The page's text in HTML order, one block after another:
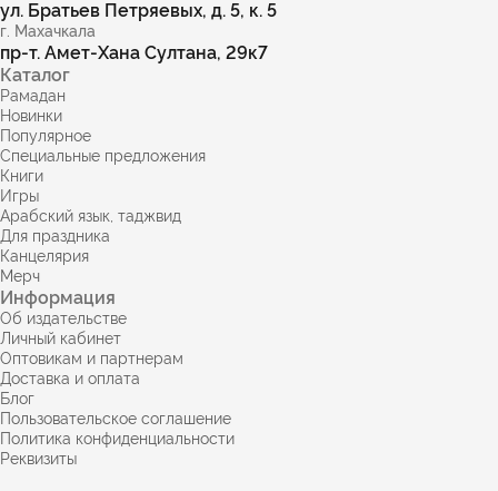
ул. Братьев Петряевых, д. 5, к. 5
г. Махачкала
пр-т. Амет-Хана Султана, 29к7
Каталог
Рамадан
Новинки
Популярное
Специальные предложения
Книги
Игры
Арабский язык, таджвид
Для праздника
Канцелярия
Мерч
Информация
Об издательстве
Личный кабинет
Оптовикам и партнерам
Доставка и оплата
Блог
Пользовательское соглашение
Политика конфиденциальности
Реквизиты